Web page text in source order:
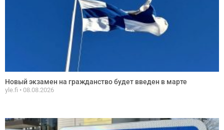
Новый экзамен на гражданство будет введен в марте
yle.fi 08.08.2026